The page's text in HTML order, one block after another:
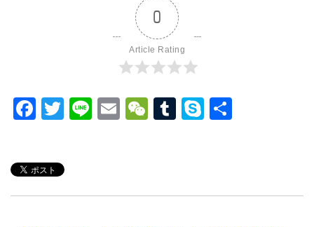
0
Article Rating
F
e
b
T
er
Li
E
W
at
T
r
S